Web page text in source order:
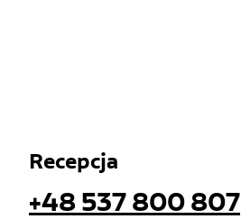
Recepcja
+48 537 800 807